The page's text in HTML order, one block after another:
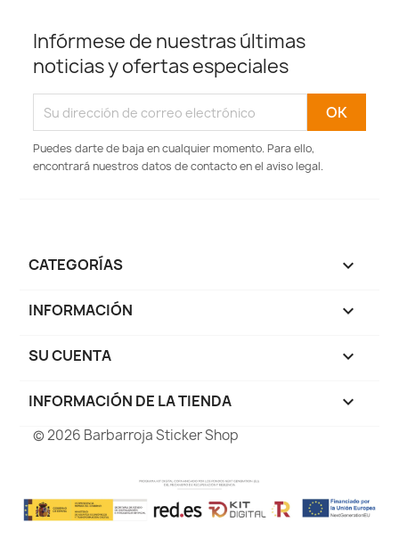
Infórmese de nuestras últimas
noticias y ofertas especiales
Puedes darte de baja en cualquier momento. Para ello,
encontrará nuestros datos de contacto en el aviso legal.
CATEGORÍAS 
INFORMACIÓN 
SU CUENTA 
INFORMACIÓN DE LA TIENDA keyboard_arrow_down
© 2026 Barbarroja Sticker Shop